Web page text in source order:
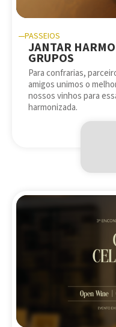
PASSEIOS
JANTAR
GRUPOS
Para confrarias,
amigos unimos o
nossos vinhos para
harmonizada.